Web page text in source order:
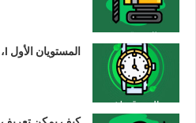
المستويان الأول I، والثاني للتكنولوجيا II